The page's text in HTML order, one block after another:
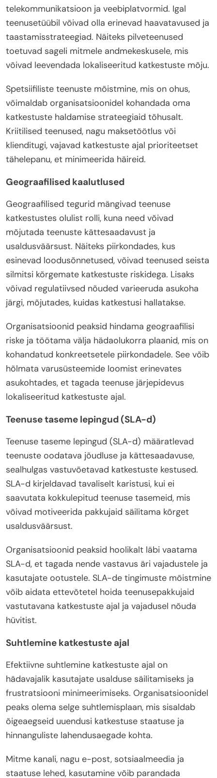
telekommunikatsioon ja veebiplatvormid. Igal
teenusetüübil võivad olla erinevad haavatavused ja
taastamisstrateegiad. Näiteks pilveteenused
toetuvad sageli mitmele andmekeskusele, mis
võivad leevendada lokaliseeritud katkestuste mõju.
Spetsiifiliste teenuste mõistmine, mis on ohus,
võimaldab organisatsioonidel kohandada oma
katkestuste haldamise strateegiaid tõhusalt.
Kriitilised teenused, nagu maksetöötlus või
klienditugi, vajavad katkestuste ajal prioriteetset
tähelepanu, et minimeerida häireid.
Geograafilised kaalutlused
Geograafilised tegurid mängivad teenuse
katkestustes olulist rolli, kuna need võivad
mõjutada teenuste kättesaadavust ja
usaldusväärsust. Näiteks piirkondades, kus
esinevad loodusõnnetused, võivad teenused seista
silmitsi kõrgemate katkestuste riskidega. Lisaks
võivad regulatiivsed nõuded varieeruda asukoha
järgi, mõjutades, kuidas katkestusi hallatakse.
Organisatsioonid peaksid hindama geograafilisi
riske ja töötama välja hädaolukorra plaanid, mis on
kohandatud konkreetsetele piirkondadele. See võib
hõlmata varusüsteemide loomist erinevates
asukohtades, et tagada teenuse järjepidevus
lokaliseeritud katkestuste ajal.
Teenuse taseme lepingud (SLA-d)
Teenuse taseme lepingud (SLA-d) määratlevad
teenuste oodatava jõudluse ja kättesaadavuse,
sealhulgas vastuvõetavad katkestuste kestused.
SLA-d kirjeldavad tavaliselt karistusi, kui ei
saavutata kokkulepitud teenuse tasemeid, mis
võivad motiveerida pakkujaid säilitama kõrget
usaldusväärsust.
Organisatsioonid peaksid hoolikalt läbi vaatama
SLA-d, et tagada nende vastavus äri vajadustele ja
kasutajate ootustele. SLA-de tingimuste mõistmine
võib aidata ettevõtetel hoida teenusepakkujaid
vastutavana katkestuste ajal ja vajadusel nõuda
hüvitist.
Suhtlemine katkestuste ajal
Efektiivne suhtlemine katkestuste ajal on
hädavajalik kasutajate usalduse säilitamiseks ja
frustratsiooni minimeerimiseks. Organisatsioonidel
peaks olema selge suhtlemisplaan, mis sisaldab
õigeaegseid uuendusi katkestuse staatuse ja
hinnanguliste lahendusaegade kohta.
Mitme kanali, nagu e-post, sotsiaalmeedia ja
staatuse lehed, kasutamine võib parandada